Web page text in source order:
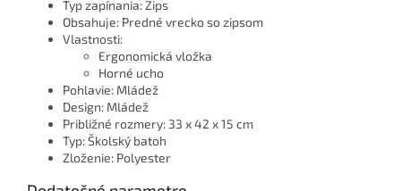
Typ zapínania: Zips
Obsahuje: Predné vrecko so zipsom
Vlastnosti:
Ergonomická vložka
Horné ucho
Pohlavie: Mládež
Design: Mládež
Približné rozmery: 33 x 42 x 15 cm
Typ: Školský batoh
Zloženie: Polyester